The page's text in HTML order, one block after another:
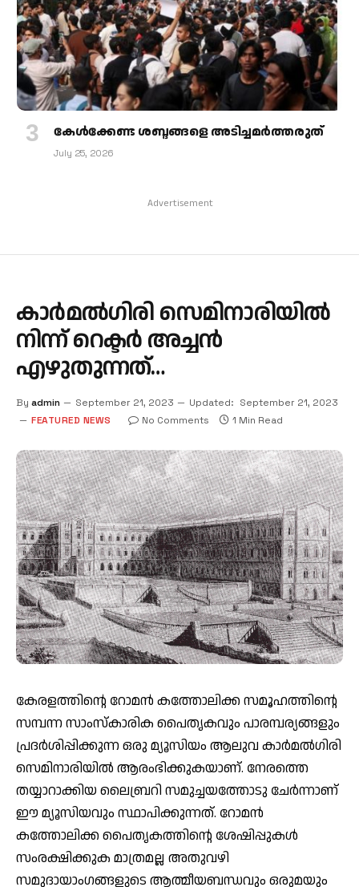
കേള്‍ക്കേണ്ട ശബ്ദങ്ങളെ അടിച്ചമര്‍ത്തരുത്
July 25, 2026
Advertisement
കാര്‍മല്‍ഗിരി സെമിനാരിയില്‍
നിന്ന് റെക്ടർ അച്ചൻ
എഴുതുന്നത്…
By admin September 21, 2023 Updated: September 21, 2023
FEATURED NEWS
No Comments 1 Min Read
കേരളത്തിന്റെ റോമന്‍ കത്തോലിക്ക സമൂഹത്തിന്റെ
സമ്പന്ന സാംസ്‌കാരിക പൈതൃകവും പാരമ്പര്യങ്ങളും
പ്രദര്‍ശിപ്പിക്കുന്ന ഒരു മ്യൂസിയം ആലുവ കാര്‍മല്‍ഗിരി
സെമിനാരിയില്‍ ആരംഭിക്കുകയാണ്. നേരത്തെ
തയ്യാറാക്കിയ ലൈബ്രറി സമുച്ചയത്തോടു ചേര്‍ന്നാണ്
ഈ മ്യൂസിയവും സ്ഥാപിക്കുന്നത്. റോമന്‍
കത്തോലിക്ക പൈതൃകത്തിന്റെ ശേഷിപ്പുകള്‍
സംരക്ഷിക്കുക മാത്രമല്ല അതുവഴി
സമുദായാംഗങ്ങളുടെ ആത്മീയബന്ധവും ഒരുമയും